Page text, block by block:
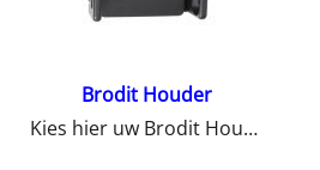
Brodit Houder
Kies hier uw Brodit Houder